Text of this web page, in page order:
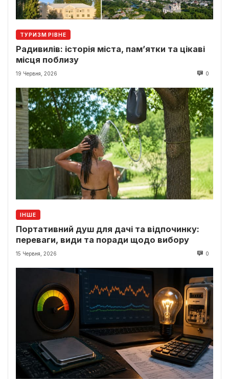
ТУРИЗМ РІВНЕ
Радивилів: історія міста, пам’ятки та цікаві
місця поблизу
19 Червня, 2026 0
ІНШЕ
Портативний душ для дачі та відпочинку:
переваги, види та поради щодо вибору
15 Червня, 2026 0